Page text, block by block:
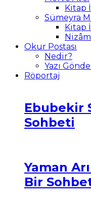
Kitap
Sümeyra
Kitap
Okur Postası
Nedir?
Yazı
Röportaj
Ebubekir
Sohbeti
Yaman
Bir